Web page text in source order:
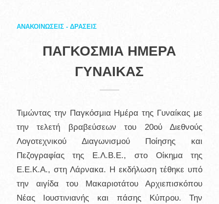
ΑΝΑΚΟΙΝΩΣΕΙΣ - ΔΡΑΣΕΙΣ
ΠΑΓΚΟΣΜΙΑ ΗΜΕΡΑ
ΓΥΝΑΙΚΑΣ
Τιμώντας την Παγκόσμια Ημέρα της Γυναίκας με
την τελετή βραβεύσεων του 20ού Διεθνούς
Λογοτεχνικού Διαγωνισμού Ποίησης και
Πεζογραφίας της Ε.Λ.Β.Ε., στο Οίκημα της
Ε.Ε.Κ.Α., στη Λάρνακα. Η εκδήλωση τέθηκε υπό
την αιγίδα του Μακαριοτάτου Αρχιεπισκόπου
Νέας Ιουστινιανής και πάσης Κύπρου. Την